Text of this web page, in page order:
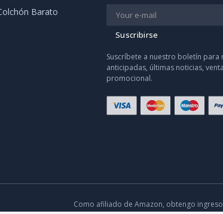
Barato
Suscribirse
Suscríbete a nuestro boletín
anticipadas, últimas noticias,
promocional.
Como afiliado de Amazon, obtengo